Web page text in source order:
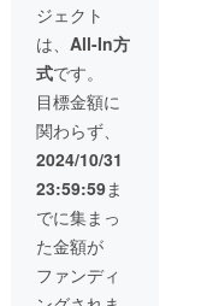
E❢】と同じにな
ります。
ジェクト
は、 All-In方
式です。
目標金額に
関わらず、
2024/10/31
23:59:59ま
でに集まっ
た金額が
ファンディ